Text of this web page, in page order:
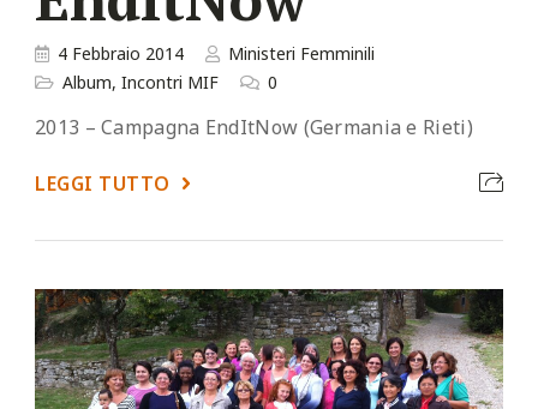
4 Febbraio 2014
Ministeri Femminili
Album, Incontri MIF 0
2013 – Campagna EndItNow (Germania e Rieti)
LEGGI TUTTO